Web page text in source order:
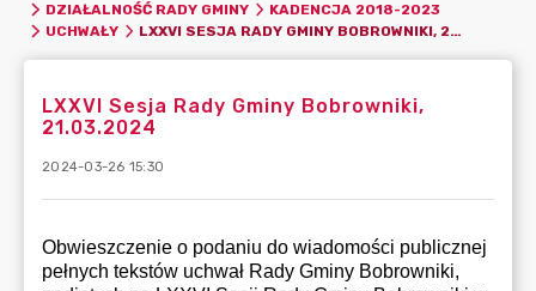
DZIAŁALNOŚĆ RADY GMINY
KADENCJA 2018-2023
UCHWAŁY
LXXVI SESJA RADY GMINY BOBROWNIKI, 21.03.2024
LXXVI Sesja Rady Gminy Bobrowniki,
21.03.2024
2024-03-26 15:30